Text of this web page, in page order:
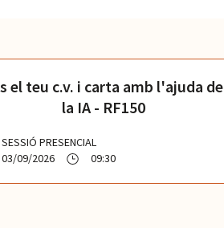
el teu c.v. i carta amb l'ajuda de
la IA - RF150
SESSIÓ PRESENCIAL
03/09/2026
09:30